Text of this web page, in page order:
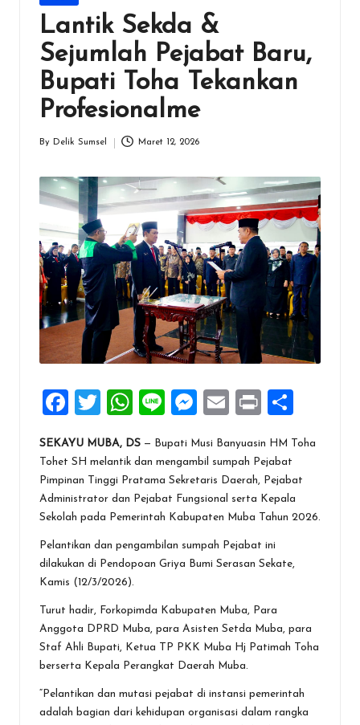
in
Lantik Sekda &
Sejumlah Pejabat Baru,
Bupati Toha Tekankan
Profesionalme
By Delik Sumsel Maret 12, 2026
F
ce
b
o
o
k
T
tt
er
W
at
s
A
p
Li
e
M
se
n
g
E
ai
l
Pr
t
ar
e
SEKAYU MUBA, DS — Bupati Musi Banyuasin HM Toha
Tohet SH melantik dan mengambil sumpah Pejabat
Pimpinan Tinggi Pratama Sekretaris Daerah, Pejabat
Administrator dan Pejabat Fungsional serta Kepala
Sekolah pada Pemerintah Kabupaten Muba Tahun 2026.
Pelantikan dan pengambilan sumpah Pejabat ini
dilakukan di Pendopoan Griya Bumi Serasan Sekate,
Kamis (12/3/2026).
Turut hadir, Forkopimda Kabupaten Muba, Para
Anggota DPRD Muba, para Asisten Setda Muba, para
Staf Ahli Bupati, Ketua TP PKK Muba Hj Patimah Toha
berserta Kepala Perangkat Daerah Muba.
“Pelantikan dan mutasi pejabat di instansi pemerintah
adalah bagian dari kehidupan organisasi dalam rangka